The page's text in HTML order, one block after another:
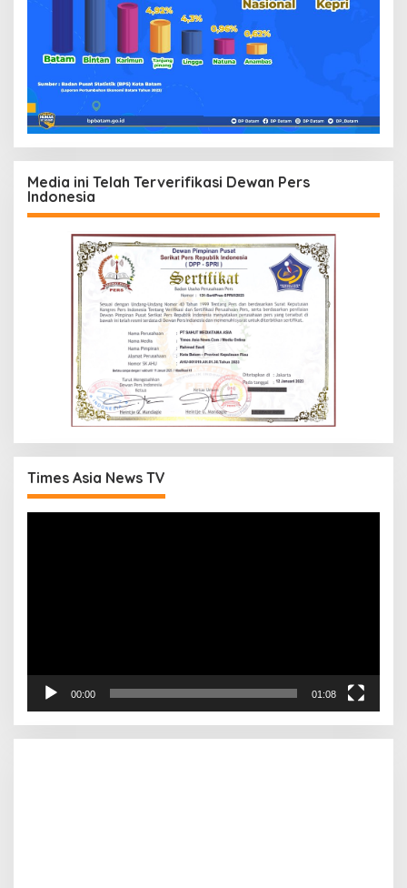
Media ini Telah Terverifikasi Dewan Pers
Indonesia
Times Asia News TV
00:00 01:08